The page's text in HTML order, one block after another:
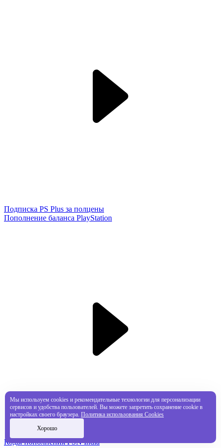
Подписка PS Plus за полцены
Пополнение баланса PlayStation
Коды пополнения PSN India
Мы используем cookies и рекомендательные технологии для персонализации
сервисов и удобства пользователей. Вы можете запретить сохранение cookie в
настройках своего браузера. Политика использования Cookies
Хорошо